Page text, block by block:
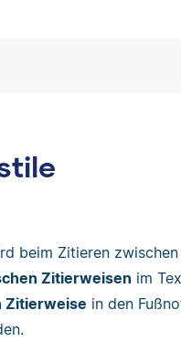
beim Zitieren
Zitierweisen im
Zitierweise in den